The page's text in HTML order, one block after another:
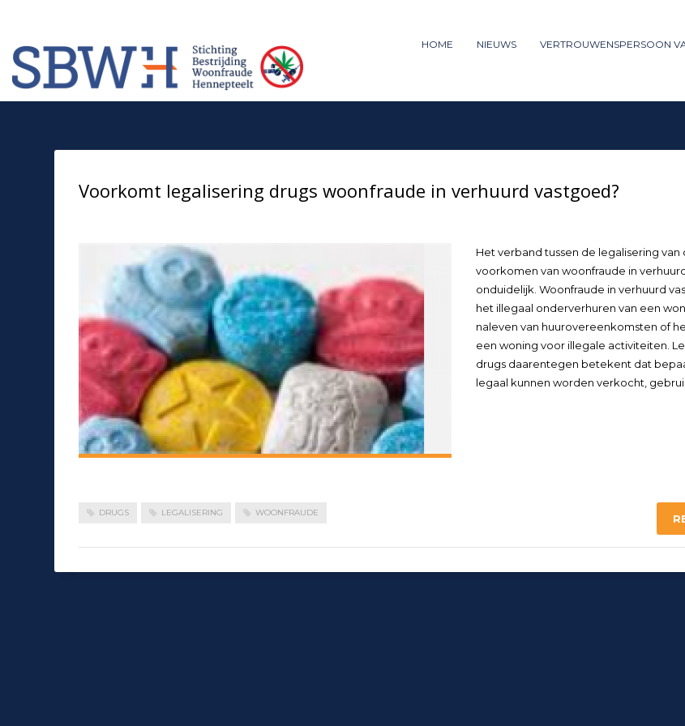
1 Login or create new account.
If you still have problems, please let us know, by sending an email to support@website.com . Thank you!
HOME NIEUWS VERTROUWENSPERSOON
Voorkomt legalisering drugs woonfraude in verhuurd vastgoed?
Het verband tussen de legalisering van
voorkomen van woonfraude in
onduidelijk. Woonfraude in verhuurd
het illegaal onderverhuren van een
naleven van huurovereenkomsten of
een woning voor illegale activiteiten.
drugs daarentegen betekent dat
legaal kunnen worden verkocht,
DRUGS LEGALISERING WOONFRAUDE